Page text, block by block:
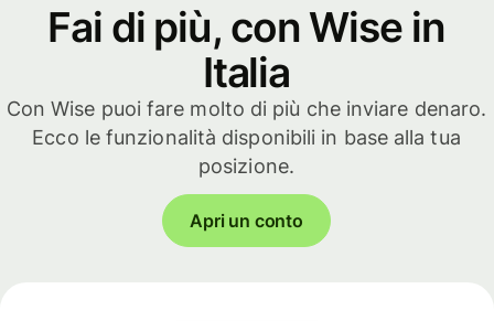
Fai di più, con Wise in
Italia
Con Wise puoi fare molto di più che inviare denaro.
Ecco le funzionalità disponibili in base alla tua
posizione.
Apri un conto